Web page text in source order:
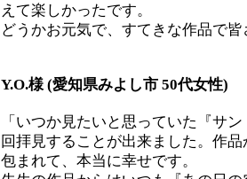
えて楽しかったです。
どうかお元気で、すてきな作品で
Y.O.様 (愛知県みよし市 50代女性)
「いつか見たいと思っていた『サ
回拝見することが出来ました。作
包まれて、本当に幸せです。